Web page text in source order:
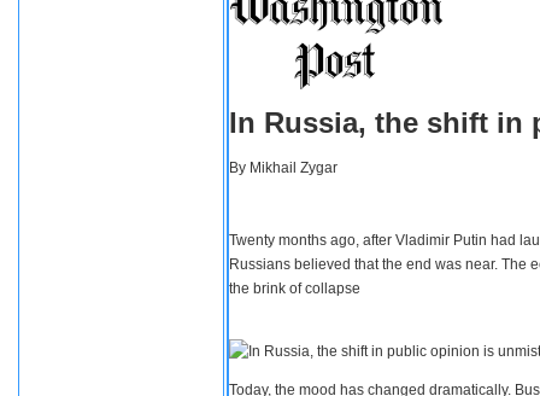
In Russia, the shift in
By Mikhail Zygar
Twenty months ago, after Vladimir Putin had
Russians believed that the end was near. The
the brink of collapse
Today, the mood has changed dramatically.